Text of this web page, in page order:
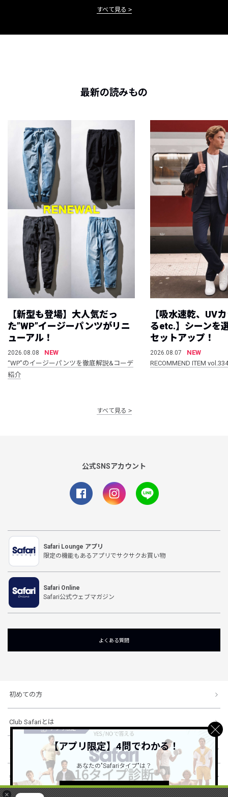
×
すべて見る
最新の読みもの
【新型も登場】大人気だっ
た”WP”イージーパンツがリニ
ューアル！
2026.08.08
NEW
“WP”のイージーパンツを徹底解説&コーデ
紹介
【吸水速乾、UV
るetc.】シーンを
セットアップ！
2026.08.07
NEW
RECOMMEND ITEM vol.334
すべて見る
公式SNSアカウント
Safari Lounge アプリ
限定の機能もあるアプリでサクサクお買い物
Safari Online
Safari公式ウェブマガジン
よくある質問
初めての方
Club Safariとは
ショッピングガイド
会社概要・規約
【アプリ限定】4問でわかる！
あなたの"Safariタイプ"は？
詳しくはこちら ＞